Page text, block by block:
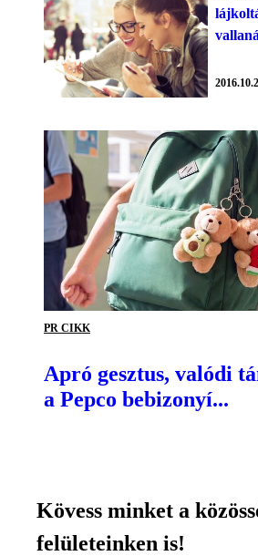
PR CIKK
Apró gesztus, valódi
a Pepco bebizonyí...
Kövess minket a
felületeinken is!